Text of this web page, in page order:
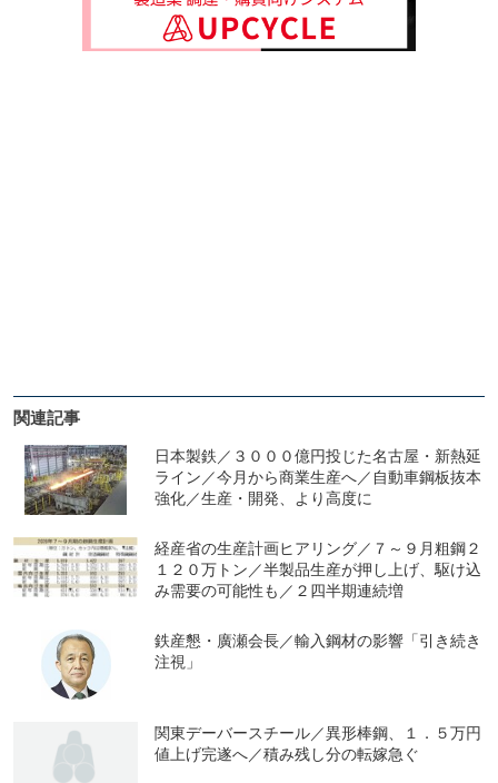
関連記事
日本製鉄／３０００億円投じた名古屋・新熱延
ライン／今月から商業生産へ／自動車鋼板抜本
強化／生産・開発、より高度に
経産省の生産計画ヒアリング／７～９月粗鋼２
１２０万トン／半製品生産が押し上げ、駆け込
み需要の可能性も／２四半期連続増
鉄産懇・廣瀬会長／輸入鋼材の影響「引き続き
注視」
関東デーバースチール／異形棒鋼、１．５万円
値上げ完遂へ／積み残し分の転嫁急ぐ